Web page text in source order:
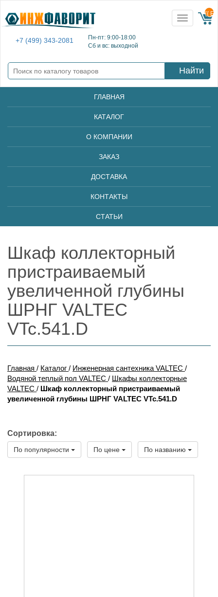
+7 (499) 343-2081
Пн-пт: 9:00-18:00
Сб и вс: выходной
Toggle
navigation
{{
Найти
ГЛАВНАЯ
КАТАЛОГ
О КОМПАНИИ
ЗАКАЗ
ДОСТАВКА
КОНТАКТЫ
СТАТЬИ
Шкаф коллекторный
пристраиваемый
увеличенной глубины
ШРНГ VALTEC
VTc.541.D
Главная / Каталог / Инженерная сантехника VALTEC /
Водяной теплый пол VALTEC / Шкафы коллекторные
VALTEC / Шкаф коллекторный пристраиваемый
увеличенной глубины ШРНГ VALTEC VTc.541.D
Сортировка:
По популярности По цене По названию